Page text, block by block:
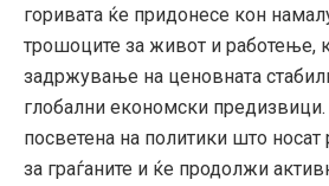
горивата ќе придонесе кон
трошоците за живот и работење,
задржување на ценовната
глобални економски предизвици.
посветена на политики што
за граѓаните и ќе продолжи